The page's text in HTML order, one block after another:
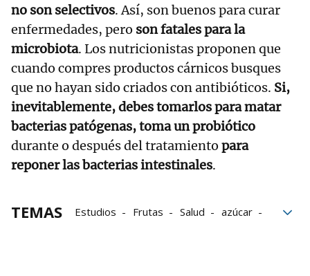
no son selectivos. Así, son buenos para curar
enfermedades, pero son fatales para la
microbiota. Los nutricionistas proponen que
cuando compres productos cárnicos busques
que no hayan sido criados con antibióticos. Si,
inevitablemente, debes tomarlos para matar
bacterias patógenas, toma un probiótico
durante o después del tratamiento para
reponer las bacterias intestinales.
TEMAS Estudios Frutas Salud
azúcar